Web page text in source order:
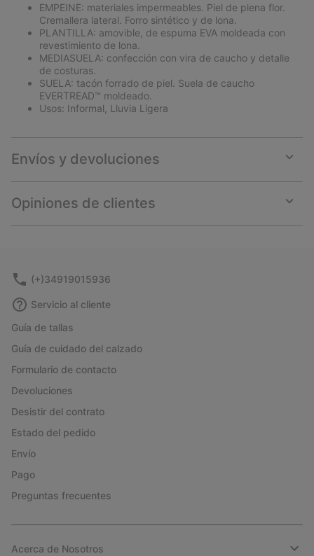
EMPEINE: materiales impermeables. Piel de plena flor.
Cremallera lateral. Forro sintético y de lona.
PLANTILLA: amovible, de espuma EVA moldeada con
revestimiento de lona.
MEDIASUELA: confección con vira de caucho y detalle
de costuras.
SUELA: tacón forrado de piel. Suela de caucho
EVERTREAD™ moldeado.
Usos: Informal, Lluvia Ligera
Envíos y devoluciones
or
Opiniones de clientes
or
(+)34919015936
Servicio al cliente
Guía de tallas
Guía de cuidado del calzado
Formulario de contacto
Devoluciones
Desistir del contrato
Estado del pedido
Envío
Pago
Preguntas frecuentes
Acerca de Nosotros